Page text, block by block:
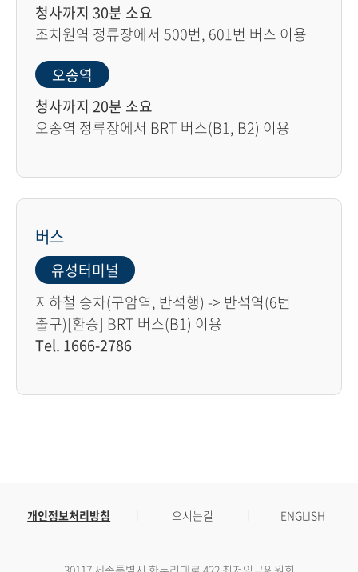
청사까지 30분 소요
조치원역 정류장에서 500번, 601번 버스 이용
오송역
청사까지 20분 소요
오송역 정류장에서 BRT 버스(B1, B2) 이용
버스
유성터미널
지하철 승차(구암역, 반석행) -> 반석역(6번
출구)[환승] BRT 버스(B1) 이용
Tel. 1666-2786
개인정보처리방침 오시는길 ENGLISH